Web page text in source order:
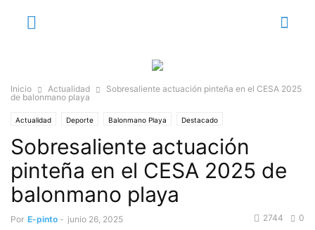
Inicio Actualidad
Sobresaliente actuación pinteña en el CESA 2025
de balonmano playa
Actualidad Deporte Balonmano Playa Destacado
Sobresaliente actuación
pinteña en el CESA 2025 de
balonmano playa
Por E-pinto - junio 26, 2025 0
2744